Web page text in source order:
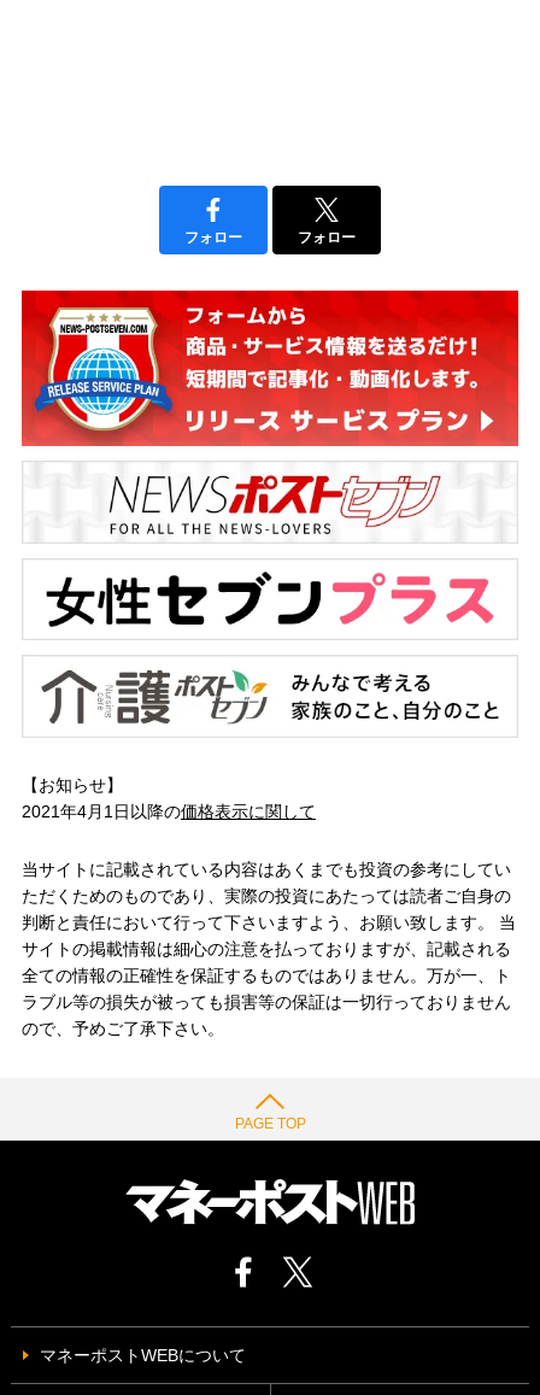
フォロー フォロー
【お知らせ】
2021年4月1日以降の価格表示に関して
当サイトに記載されている内容はあくまでも投資の参考にしてい
ただくためのものであり、実際の投資にあたっては読者ご自身の
判断と責任において行って下さいますよう、お願い致します。 当
サイトの掲載情報は細心の注意を払っておりますが、記載される
全ての情報の正確性を保証するものではありません。万が一、ト
ラブル等の損失が被っても損害等の保証は一切行っておりません
ので、予めご了承下さい。
PAGE TOP
マネーポストWEBについて